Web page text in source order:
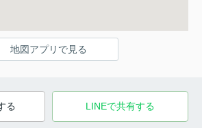
地図アプリで見る
る LINEで共有する